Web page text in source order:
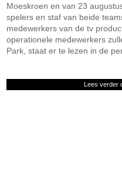
Moeskroen en van 23
spelers en staf van beide
medewerkers van de tv
operationele medewerkers
Park, staat er te lezen in de
Lees verder